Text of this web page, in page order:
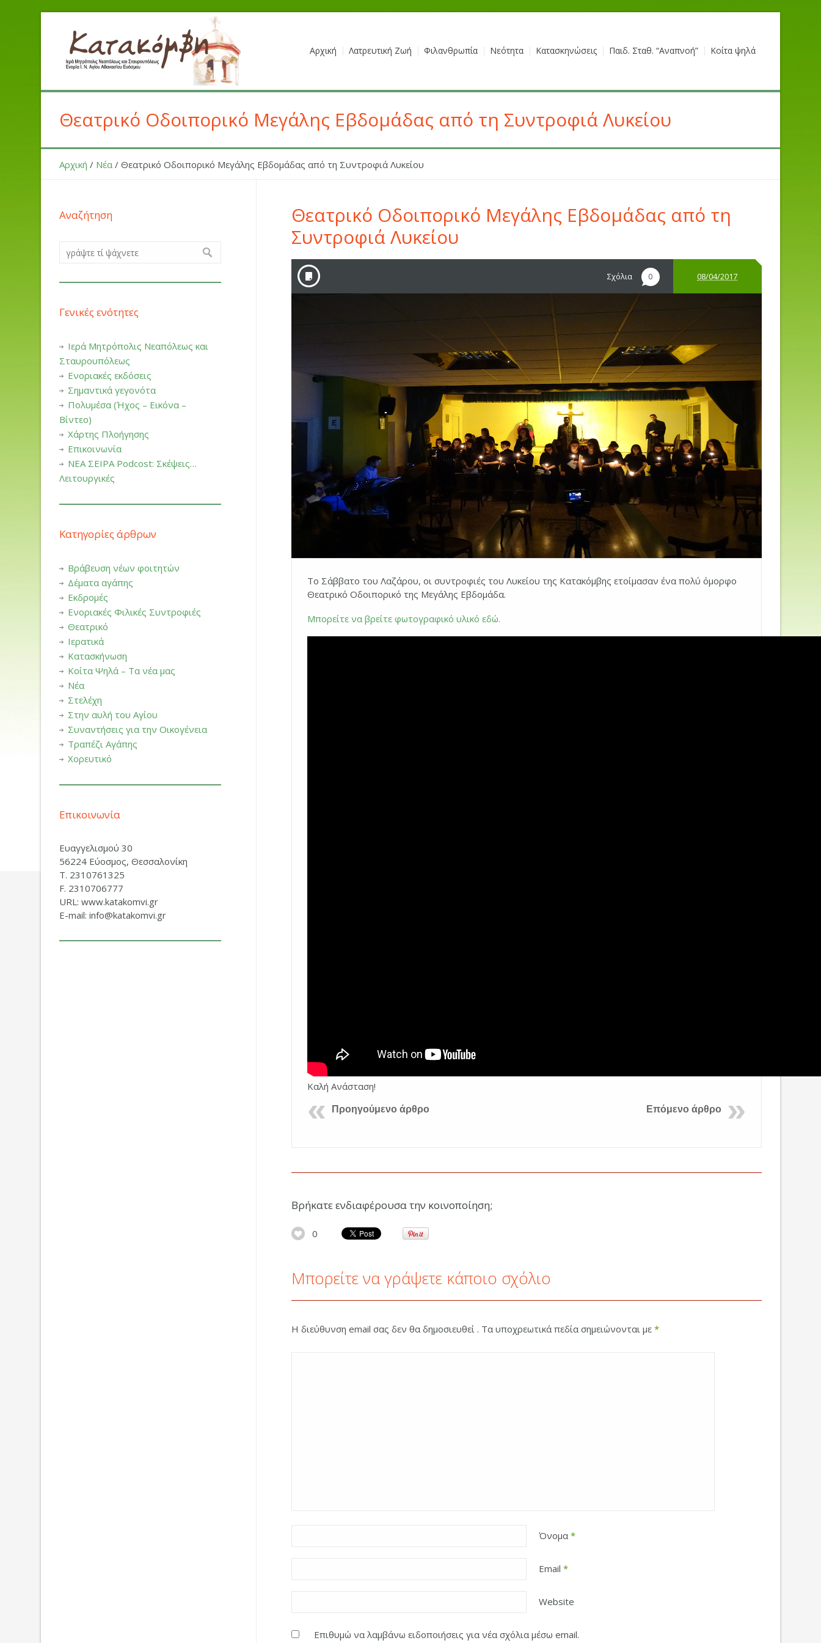
Αρχική Λατρευτική Ζωή Φιλανθρωπία Νεότητα Κατασκηνώσεις Παιδ. Σταθ. “Αναπνοή” Κοίτα ψηλά
Θεατρικό Οδοιπορικό Μεγάλης Εβδομάδας από τη Συντροφιά Λυκείου
Αρχική / Νέα /Θεατρικό Οδοιπορικό Μεγάλης Εβδομάδας από τη Συντροφιά Λυκείου
Θεατρικό Οδοιπορικό Μεγάλης Εβδομάδας από τη
Συντροφιά Λυκείου
Σχόλια 0 08/04/2017
Το Σάββατο του Λαζάρου, οι συντροφιές του Λυκείου της Κατακόμβης ετοίμασαν ένα πολύ όμορφο
Θεατρικό Οδοιπορικό της Μεγάλης Εβδομάδα.
Μπορείτε να βρείτε φωτογραφικό υλικό εδώ.
Καλή Ανάσταση!
Προηγούμενο άρθρο Επόμενο άρθρο
Βρήκατε ενδιαφέρουσα την κοινοποίηση;
0
Μπορείτε να γράψετε κάποιο σχόλιο
Η διεύθυνση email σας δεν θα δημοσιευθεί . Τα υποχρεωτικά πεδία σημειώνονται με *
Όνομα *
Email *
Website
Επιθυμώ να λαμβάνω ειδοποιήσεις για νέα σχόλια μέσω email.
Αναζήτηση
Γενικές ενότητες
Ιερά Μητρόπολις Νεαπόλεως και
Σταυρουπόλεως
Ενοριακές εκδόσεις
Σημαντικά γεγονότα
Πολυμέσα (Ήχος – Εικόνα –
Βίντεο)
Χάρτης Πλοήγησης
Επικοινωνία
ΝΕΑ ΣΕΙΡΑ Podcost: Σκέψεις…
Λειτουργικές
Κατηγορίες άρθρων
Βράβευση νέων φοιτητών
Δέματα αγάπης
Εκδρομές
Ενοριακές Φιλικές Συντροφιές
Θεατρικό
Ιερατικά
Κατασκήνωση
Κοίτα Ψηλά – Τα νέα μας
Νέα
Στελέχη
Στην αυλή του Αγίου
Συναντήσεις για την Οικογένεια
Τραπέζι Αγάπης
Χορευτικό
Επικοινωνία
Ευαγγελισμού 30
56224 Εύοσμος, Θεσσαλονίκη
Τ. 2310761325
F. 2310706777
URL: www.katakomvi.gr
E-mail: info@katakomvi.gr